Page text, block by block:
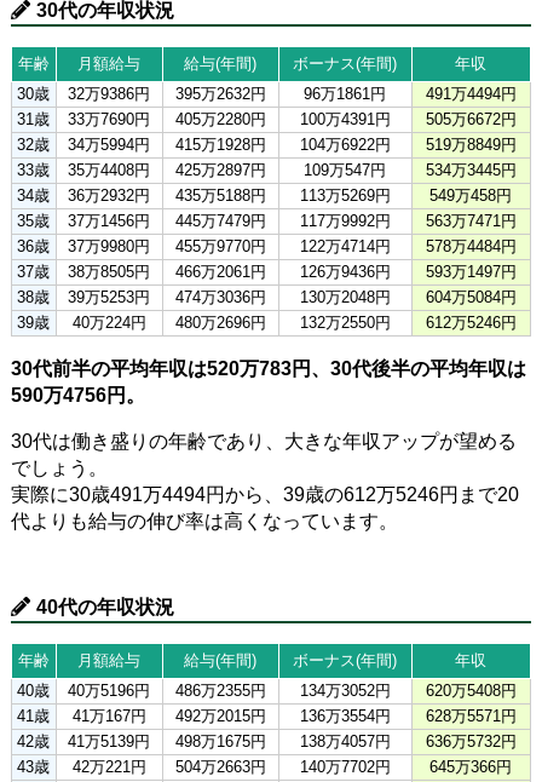
30代の年収状況
年齢 月額給与 給与(年間) ボーナス(年間)
年収
30歳
32万9386円 395万2632円 96万1861円
491万4494円
31歳
33万7690円 405万2280円 100万4391円
505万6672円
32歳
34万5994円 415万1928円 104万6922円
519万8849円
33歳
35万4408円 425万2897円 109万547円
534万3445円
34歳
36万2932円 435万5188円 113万5269円
549万458円
35歳
37万1456円 445万7479円 117万9992円
563万7471円
36歳
37万9980円 455万9770円 122万4714円
578万4484円
37歳
38万8505円 466万2061円 126万9436円
593万1497円
38歳
39万5253円 474万3036円 130万2048円
604万5084円
39歳
40万224円 480万2696円 132万2550円 612万5246円
30代前半の平均年収は520万783円、30代後半の平均年収は
590万4756円。
30代は働き盛りの年齢であり、大きな年収アップが望める
でしょう。
実際に30歳491万4494円から、39歳の612万5246円まで20
代よりも給与の伸び率は高くなっています。
40代の年収状況
年齢 月額給与 給与(年間) ボーナス(年間)
年収
40歳
40万5196円 486万2355円 134万3052円
620万5408円
41歳
41万167円 492万2015円 136万3554円
628万5571円
42歳
41万5139円 498万1675円 138万4057円
636万5732円
43歳
42万221円 504万2663円 140万7702円
645万366円